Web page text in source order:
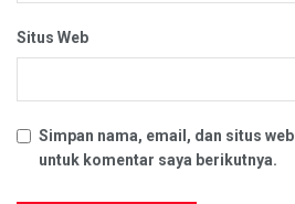
Situs Web
Simpan nama, email, dan situs
untuk komentar saya berikutnya.